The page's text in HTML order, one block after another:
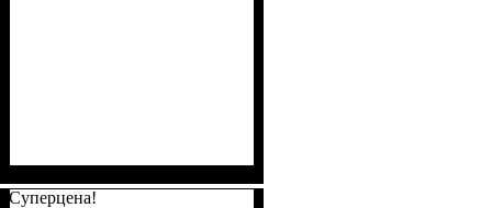
Суперцена!